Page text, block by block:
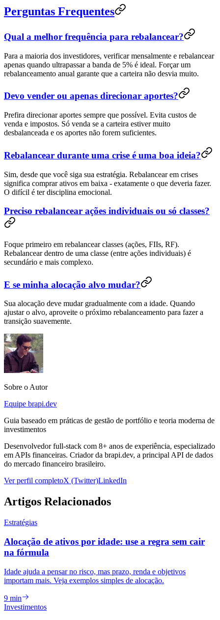
Perguntas Frequentes
Qual a melhor frequência para rebalancear?
Para a maioria dos investidores, verificar mensalmente e rebalancear
apenas quando ultrapassar a banda de 5% é ideal. Forçar um
rebalanceamento anual garante que a carteira não desvia muito.
Devo vender ou apenas direcionar aportes?
Prefira direcionar aportes sempre que possível. Evita custos de
venda e impostos. Só venda se a carteira estiver muito
desbalanceada e os aportes não forem suficientes.
Rebalancear durante uma crise é uma boa ideia?
Sim, desde que você siga sua estratégia. Rebalancear em crises
significa comprar ativos em baixa - exatamente o que deveria fazer.
O difícil é ter disciplina emocional.
Preciso rebalancear ações individuais ou só classes?
Foque primeiro em rebalancear classes (ações, FIIs, RF).
Rebalancear dentro de uma classe (entre ações individuais) é
secundário e mais complexo.
E se minha alocação alvo mudar?
Sua alocação deve mudar gradualmente com a idade. Quando
ajustar o alvo, aproveite o próximo rebalanceamento para fazer a
transição suavemente.
Sobre o Autor
Equipe brapi.dev
Guia baseado em práticas de gestão de portfólio e teoria moderna de
investimentos
Desenvolvedor full-stack com 8+ anos de experiência, especializado
em APIs financeiras. Criador da brapi.dev, a principal API de dados
do mercado financeiro brasileiro.
Ver perfil completoX (Twitter)LinkedIn
Artigos Relacionados
Estratégias
Alocação de ativos por idade: use a regra sem cair
na fórmula
Idade ajuda a pensar no risco, mas prazo, renda e objetivos
importam mais. Veja exemplos simples de alocação.
9 min
Investimentos